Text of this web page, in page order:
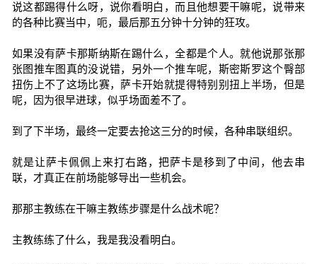
说这都踢得什么呀，说你看明白，而且他想要干嘛呢，说带来
的各种比赛当中，呃，最后那五分钟十分钟的狂攻。
如果没有萨卡那斯纳斯在踢什么，全都是个人。就他说那张那
张图推车图真的没说错，另外一个推车呢，斯密斯罗这个臀部
扭伤上不了这场比赛，萨卡开始就提得特别别扭上半场，但是
呢，因为很早进球，似乎场面差不了。
到了下半场，最终一定要去抢这三分的时候，各种串联组织。
就是让萨卡佩佩上来打右路，把萨卡是移到了中间，他去串
联，才真正在前场能够导出一些机会。
那那主教练在干嘛主教练步骤是什么战术呢？
主教练练了什么，我是我没看明白。